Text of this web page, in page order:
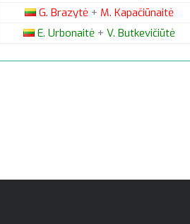
G. Brazytė + M. Kapačiūnaitė
E. Urbonaitė + V. Butkevičiūtė